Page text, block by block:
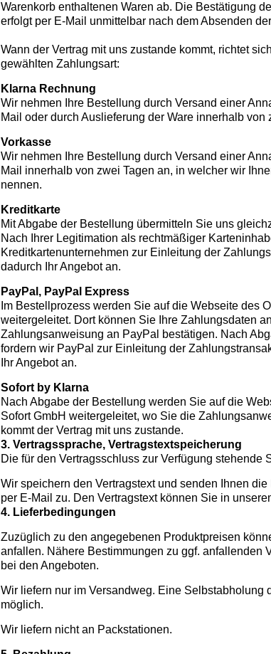
Warenkorb enthaltenen Waren ab. Die Bestätigung
erfolgt per E-Mail unmittelbar nach dem Absenden
Wann der Vertrag mit uns zustande kommt, richtet
gewählten Zahlungsart:
Klarna Rechnung
Wir nehmen Ihre Bestellung durch Versand einer
Mail oder durch Auslieferung der Ware innerhalb von
Vorkasse
Wir nehmen Ihre Bestellung durch Versand einer
Mail innerhalb von zwei Tagen an, in welcher wir
nennen.
Kreditkarte
Mit Abgabe der Bestellung übermitteln Sie uns
Nach Ihrer Legitimation als rechtmäßiger
Kreditkartenunternehmen zur Einleitung der
dadurch Ihr Angebot an.
PayPal, PayPal Express
Im Bestellprozess werden Sie auf die Webseite des
weitergeleitet. Dort können Sie Ihre Zahlungsdaten
Zahlungsanweisung an PayPal bestätigen. Nach
fordern wir PayPal zur Einleitung der
Ihr Angebot an.
Sofort by Klarna
Nach Abgabe der Bestellung werden Sie auf die
Sofort GmbH weitergeleitet, wo Sie die
kommt der Vertrag mit uns zustande.
3. Vertragssprache, Vertragstextspeicherung
Die für den Vertragsschluss zur Verfügung stehende
Wir speichern den Vertragstext und senden Ihnen
per E-Mail zu. Den Vertragstext können Sie in
4. Lieferbedingungen
Zuzüglich zu den angegebenen Produktpreisen
anfallen. Nähere Bestimmungen zu ggf. anfallenden
bei den Angeboten.
Wir liefern nur im Versandweg. Eine Selbstabholung
möglich.
Wir liefern nicht an Packstationen.